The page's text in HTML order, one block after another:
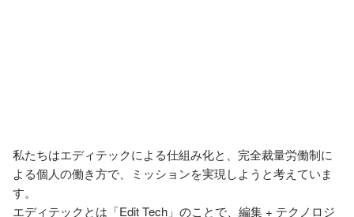
私たちはエディテックによる仕組み化と、完全裁量労働制に
よる個人の働き方で、ミッションを実現しようと考えていま
す。
エディテックとは「Edit Tech」のことで、編集 + テクノロジ